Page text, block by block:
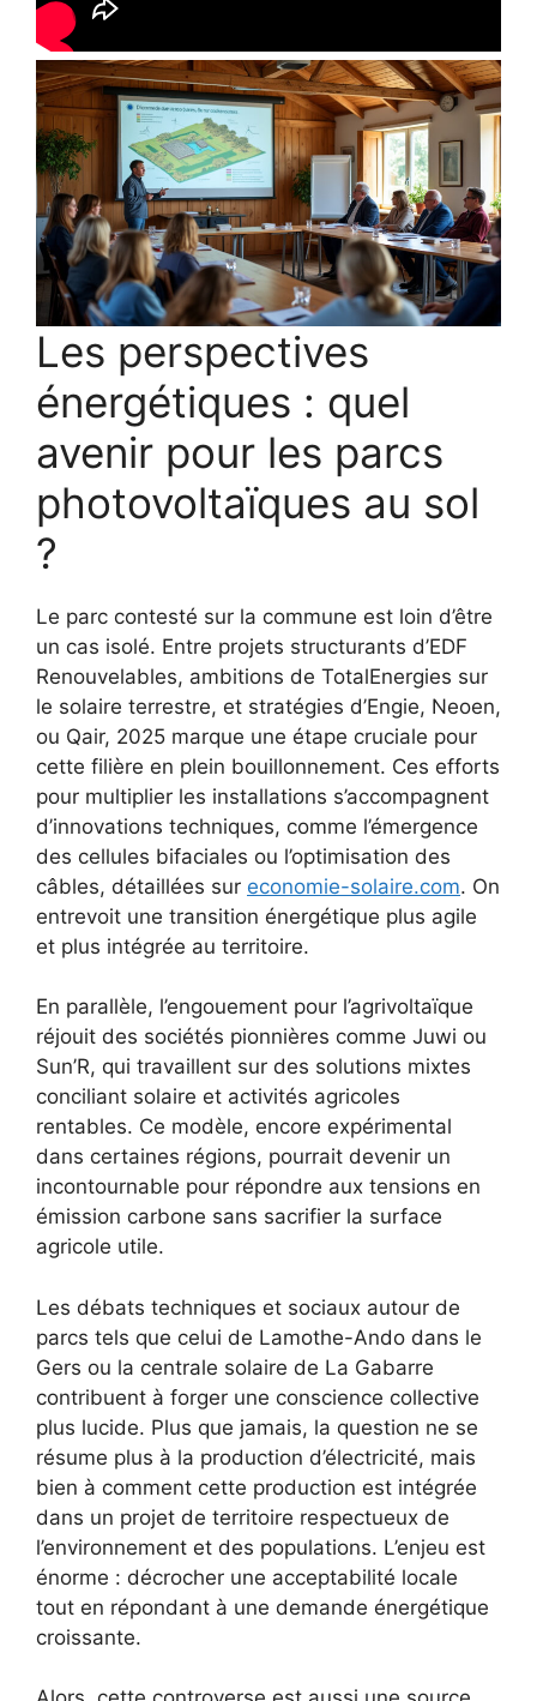
Les perspectives
énergétiques : quel
avenir pour les parcs
photovoltaïques au sol
?
Le parc contesté sur la commune est loin d’être
un cas isolé. Entre projets structurants d’EDF
Renouvelables, ambitions de TotalEnergies sur
le solaire terrestre, et stratégies d’Engie, Neoen,
ou Qair, 2025 marque une étape cruciale pour
cette filière en plein bouillonnement. Ces efforts
pour multiplier les installations s’accompagnent
d’innovations techniques, comme l’émergence
des cellules bifaciales ou l’optimisation des
câbles, détaillées sur economie-solaire.com. On
entrevoit une transition énergétique plus agile
et plus intégrée au territoire.
En parallèle, l’engouement pour l’agrivoltaïque
réjouit des sociétés pionnières comme Juwi ou
Sun’R, qui travaillent sur des solutions mixtes
conciliant solaire et activités agricoles
rentables. Ce modèle, encore expérimental
dans certaines régions, pourrait devenir un
incontournable pour répondre aux tensions en
émission carbone sans sacrifier la surface
agricole utile.
Les débats techniques et sociaux autour de
parcs tels que celui de Lamothe-Ando dans le
Gers ou la centrale solaire de La Gabarre
contribuent à forger une conscience collective
plus lucide. Plus que jamais, la question ne se
résume plus à la production d’électricité, mais
bien à comment cette production est intégrée
dans un projet de territoire respectueux de
l’environnement et des populations. L’enjeu est
énorme : décrocher une acceptabilité locale
tout en répondant à une demande énergétique
croissante.